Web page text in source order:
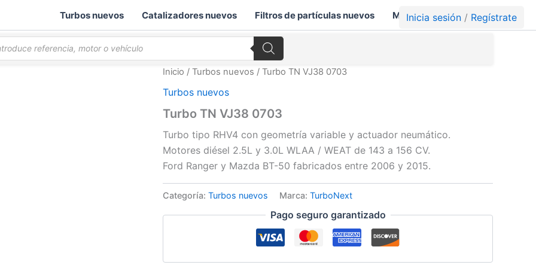
Turbos nuevos Catalizadores nuevos Filtros de partículas nuevos Mi cuenta Carrito
Inicia sesión / Regístrate
Inicio / Turbos nuevos / Turbo TN VJ38 0703
Turbos nuevos
Turbo TN VJ38 0703
Turbo tipo RHV4 con geometría variable y actuador neumático.
Motores diésel 2.5L y 3.0L WLAA / WEAT de 143 a 156 CV.
Ford Ranger y Mazda BT-50 fabricados entre 2006 y 2015.
Categoría: Turbos nuevos Marca: TurboNext
Pago seguro garantizado